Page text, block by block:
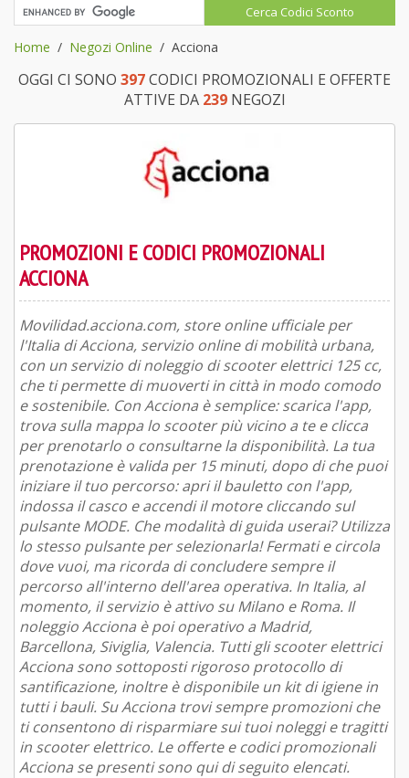
Home Negozi Online Acciona
OGGI CI SONO 397CODICI PROMOZIONALI E OFFERTE
ATTIVE DA 239NEGOZI
PROMOZIONI E CODICI PROMOZIONALI
ACCIONA
Movilidad.acciona.com, store online ufficiale per
l'Italia di Acciona, servizio online di mobilità urbana,
con un servizio di noleggio di scooter elettrici 125 cc,
che ti permette di muoverti in città in modo comodo
e sostenibile. Con Acciona è semplice: scarica l'app,
trova sulla mappa lo scooter più vicino a te e clicca
per prenotarlo o consultarne la disponibilità. La tua
prenotazione è valida per 15 minuti, dopo di che puoi
iniziare il tuo percorso: apri il bauletto con l'app,
indossa il casco e accendi il motore cliccando sul
pulsante MODE. Che modalità di guida userai? Utilizza
lo stesso pulsante per selezionarla! Fermati e circola
dove vuoi, ma ricorda di concludere sempre il
percorso all'interno dell'area operativa. In Italia, al
momento, il servizio è attivo su Milano e Roma. Il
noleggio Acciona è poi operativo a Madrid,
Barcellona, Siviglia, Valencia. Tutti gli scooter elettrici
Acciona sono sottoposti rigoroso protocollo di
santificazione, inoltre è disponibile un kit di igiene in
tutti i bauli. Su Acciona trovi sempre promozioni che
ti consentono di risparmiare sui tuoi noleggi e tragitti
in scooter elettrico. Le offerte e codici promozionali
Acciona se presenti sono qui di seguito elencati.